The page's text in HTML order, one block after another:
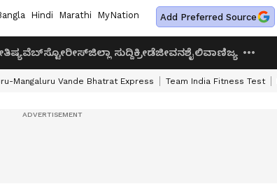
Hindi Marathi MyNation Add Preferred Source
ವೆಬ್‌ಸ್ಟೋರೀಸ್ಜಿಲ್ಲಾ ಸುದ್ದಿಕ್ರೀಡೆಜೀವನಶೈಲಿವಾಣಿಜ್ಯ
Mangaluru Vande Bhatrat Express Team India Fitness Test